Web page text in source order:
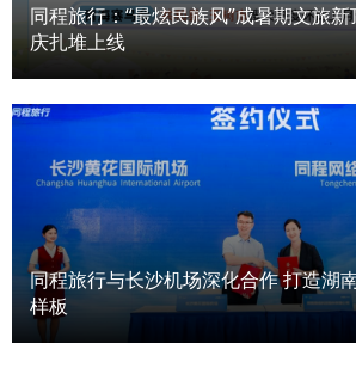
同程旅行：“最炫民族风”成暑期文旅
庆扎堆上线
同程旅行与长沙机场深化合作 打造湖
样板